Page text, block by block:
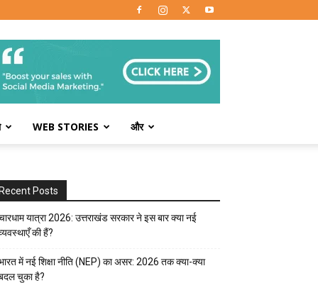
WEB STORIES और
Recent Posts
यात्रा 2026: उत्तराखंड सरकार ने इस बार क्या नई
की हैं?
में नई शिक्षा नीति (NEP) का असर: 2026 तक क्या-क्या
चुका है?